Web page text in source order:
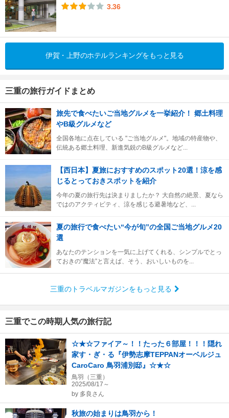
3.36
伊賀・上野のホテルランキングをもっと見る
三重の旅行ガイドまとめ
旅先で食べたいご当地グルメを一挙紹介！ 郷土料理
やB級グルメなど
全国各地に点在している "ご当地グルメ"。地域の特産物や、
伝統ある郷土料理、新進気鋭のB級グルメなど...
【西日本】夏旅におすすめのスポット20選！涼を感
じるとっておきスポットを紹介
今年の夏の旅行先は決まりましたか？ 大自然の絶景、夏なら
ではのアクティビティ、涼を感じる避暑地など、...
夏の旅行で食べたい“今が旬”の全国ご当地グルメ20
選
あなたのテンションを一気に上げてくれる、シンプルでとっ
ておきの“魔法”と言えば、そう、おいしいものを...
三重のトラベルマガジンをもっと見る
三重でこの時期人気の旅行記
☆★☆ファイア～！！たった６部屋！！！隠れ
家す・ぎ・る『伊勢志摩TEPPANオーベルジュ
CaroCaro 鳥羽浦別邸』☆★☆
鳥羽（三重）
2025/08/17～
by 多良さん
秋旅の始まりは鳥羽から！